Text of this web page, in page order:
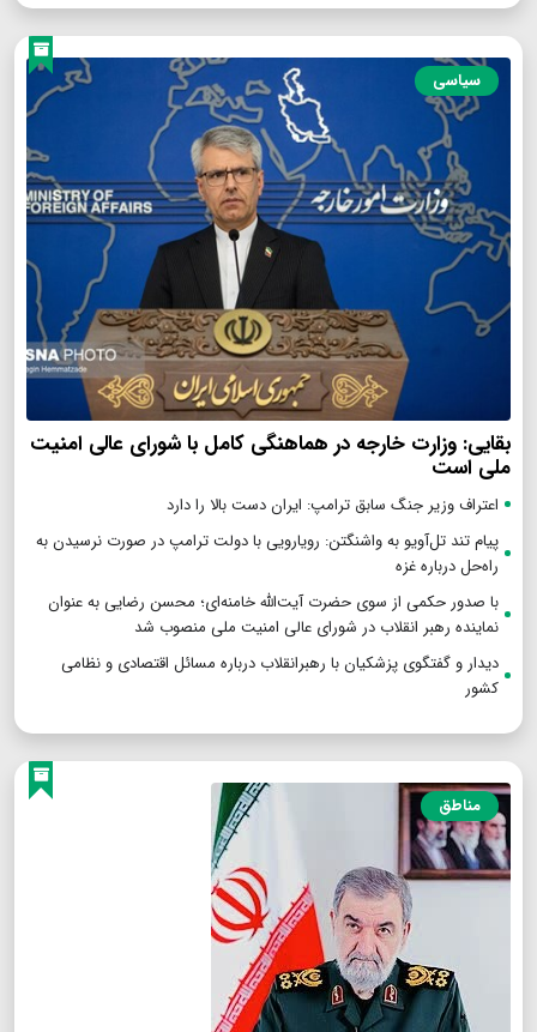
سیاسی
بقایی: وزارت خارجه در هماهنگی کامل با شورای عالی امنیت
ملی است
اعتراف وزیر جنگ سابق ترامپ: ایران دست بالا را دارد
پیام تند تل‌آویو به واشنگتن: رویارویی با دولت ترامپ در صورت نرسیدن به
راه‌حل درباره غزه
با صدور حکمی از سوی حضرت آیت‌الله خامنه‌ای؛ محسن رضایی به عنوان
نماینده رهبر انقلاب در شورای عالی امنیت ملی منصوب شد
دیدار و گفتگوی پزشکیان با رهبرانقلاب درباره مسائل اقتصادی و نظامی
کشور
مناطق